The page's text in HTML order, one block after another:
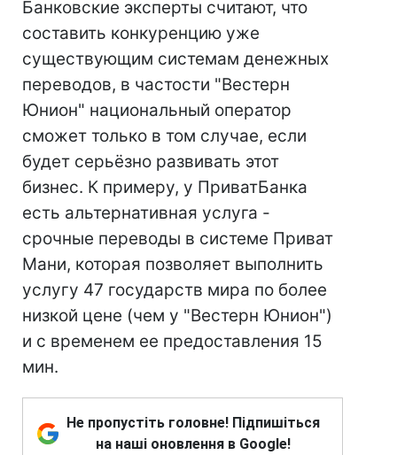
Банковские эксперты считают, что
составить конкуренцию уже
существующим системам денежных
переводов, в частости "Вестерн
Юнион" национальный оператор
сможет только в том случае, если
будет серьёзно развивать этот
бизнес. К примеру, у ПриватБанка
есть альтернативная услуга -
срочные переводы в системе Приват
Мани, которая позволяет выполнить
услугу 47 государств мира по более
низкой цене (чем у "Вестерн Юнион")
и с временем ее предоставления 15
мин.
Не пропустіть головне! Підпишіться
на наші оновлення в Google!